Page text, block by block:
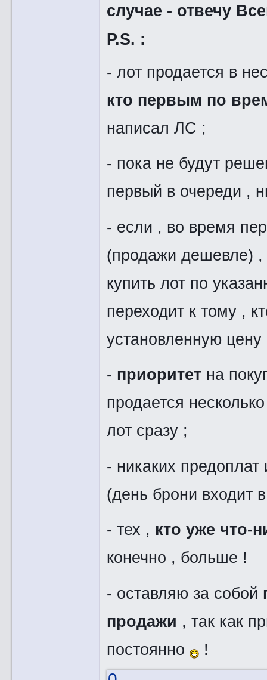
случае - отвечу
P.S. :
- лот продается в
кто первым по
написал ЛС ;
- пока не будут
первый в очереди ,
- если , во время
(продажи дешевле) ,
купить лот по
переходит к тому ,
установленную цену
- приоритетна
продается
лот сразу ;
- никаких
(день брони входит
- тех , кто уже что-
конечно , больше !
- оставляю за собой
продажи , так как
постоянно
!